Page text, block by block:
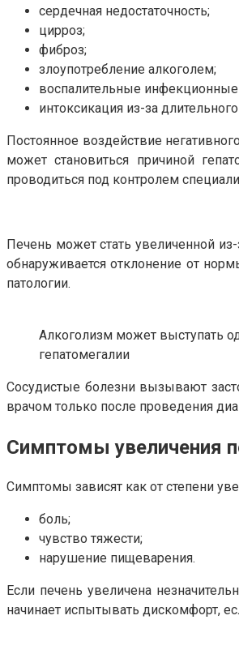
сердечная недостаточность;
цирроз;
фиброз;
злоупотребление алкоголем;
воспалительные
интоксикация из-за
Постоянное воздействие
может становиться причиной
проводиться под контролем
Печень может стать увеличенной
обнаруживается отклонение от
патологии.
Алкоголизм может выступать
гепатомегалии
Сосудистые болезни вызывают
врачом только после проведения
Симптомы увеличения
Симптомы зависят как от степени
боль;
чувство тяжести;
нарушение пищеварения.
Если печень увеличена
начинает испытывать дискомфорт,